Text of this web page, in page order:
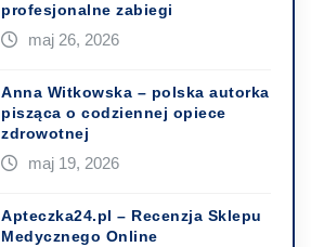
profesjonalne zabiegi
maj 26, 2026
Anna Witkowska – polska autorka
pisząca o codziennej opiece
zdrowotnej
maj 19, 2026
Apteczka24.pl – Recenzja Sklepu
Medycznego Online